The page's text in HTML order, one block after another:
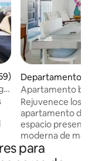
promedio: 4.97 de
Departamento en
el Cabo
Apartamento
independiente y
Rejuvenece los
apartamento de
espacio presenta
moderna de
estallidos de
eclécticos,
para